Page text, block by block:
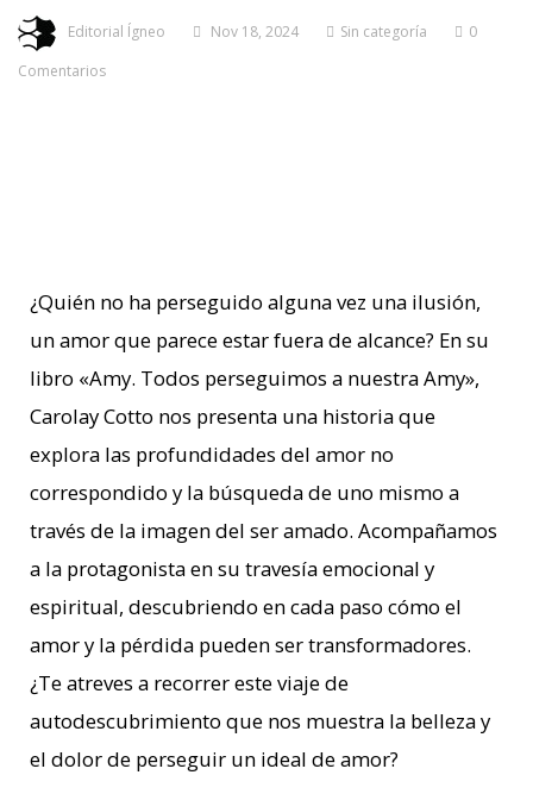
Editorial Ígneo Nov 18, 2024 Sin categoría
0
Comentarios
¿Quién no ha perseguido alguna vez una ilusión,
un amor que parece estar fuera de alcance? En su
libro «Amy. Todos perseguimos a nuestra Amy»,
Carolay Cotto nos presenta una historia que
explora las profundidades del amor no
correspondido y la búsqueda de uno mismo a
través de la imagen del ser amado. Acompañamos
a la protagonista en su travesía emocional y
espiritual, descubriendo en cada paso cómo el
amor y la pérdida pueden ser transformadores.
¿Te atreves a recorrer este viaje de
autodescubrimiento que nos muestra la belleza y
el dolor de perseguir un ideal de amor?